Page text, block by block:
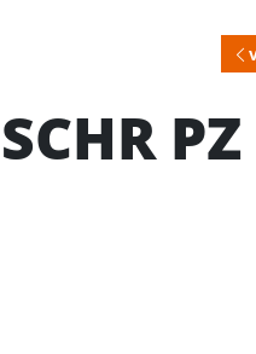
PZ